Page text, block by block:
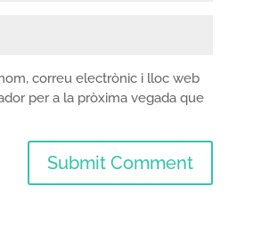
correu electrònic i lloc web
per a la pròxima vegada que